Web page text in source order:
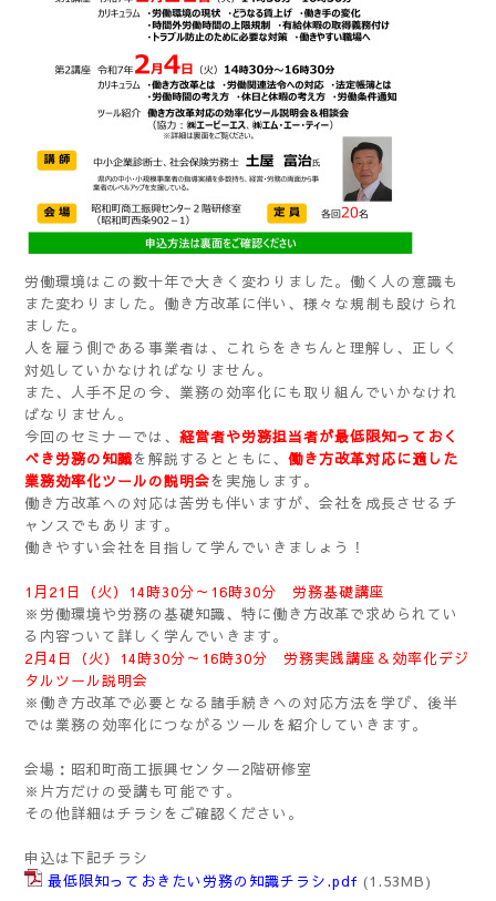
労働環境はこの数十年で大きく変わりました。働く人の意識も
また変わりました。働き方改革に伴い、様々な規制も設けられ
ました。
人を雇う側である事業者は、これらをきちんと理解し、正しく
対処していかなければなりません。
また、人手不足の今、業務の効率化にも取り組んでいかなけれ
ばなりません。
今回のセミナーでは、 経営者や労務担当者が最低限知っておく
べき労務の知識を解説するとともに、 働き方改革対応に適した
業務効率化ツールの説明会を実施します。
働き方改革への対応は苦労も伴いますが、会社を成長させるチ
ャンスでもあります。
働きやすい会社を目指して学んでいきましょう！
1月21日（火）14時30分～16時30分 労務基礎講座
※労働環境や労務の基礎知識、特に働き方改革で求められてい
る内容ついて詳しく学んでいきます。
2月4日（火）14時30分～16時30分 労務実践講座＆効率化デジ
タルツール説明会
※働き方改革で必要となる諸手続きへの対応方法を学び、後半
では業務の効率化につながるツールを紹介していきます。
会場：昭和町商工振興センター2階研修室
※片方だけの受講も可能です。
その他詳細はチラシをご確認ください。
申込は下記チラシ
最低限知っておきたい労務の知識チラシ.pdf (1.53MB)